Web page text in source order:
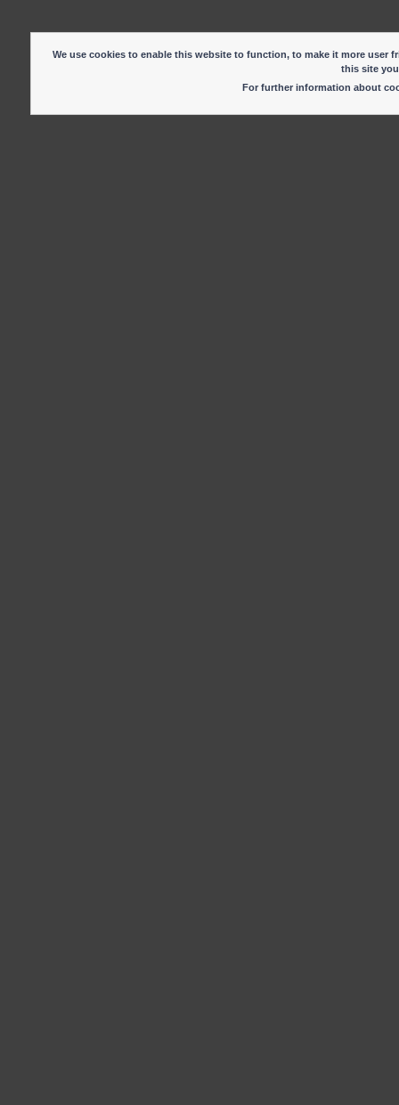
We use cookies to enable this website to function, to make it more
this site
For further information about